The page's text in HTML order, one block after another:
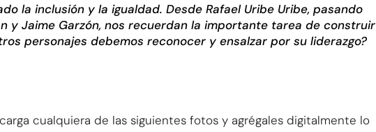
la inclusión y la igualdad. Desde Rafael Uribe Uribe, pasando
y Jaime Garzón, nos recuerdan la importante tarea de construir
personajes debemos reconocer y ensalzar por su liderazgo?
cualquiera de las siguientes fotos y agrégales digitalmente lo